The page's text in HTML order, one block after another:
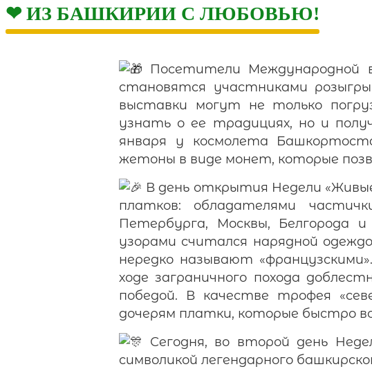
❤ ИЗ БАШКИРИИ С ЛЮБОВЬЮ!
Посетители Международной
становятся участниками
выставки могут не только
узнать о ее традициях, но и
января у космолета
жетоны в виде монет, которые
В день открытия Недели
платков: обладателями
Петербурга, Москвы, Белгорода
узорами считался нарядной
нередко называют
ходе заграничного похода
победой. В качестве трофея
дочерям платки, которые быстро
Сегодня, во второй день
символикой легендарного